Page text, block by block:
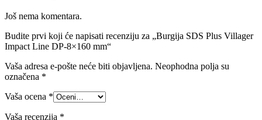
Još nema komentara.
Budite prvi koji će napisati recenziju za „Burgija SDS Plus Villager
Impact Line DP-8×160 mm“
Vaša adresa e-pošte neće biti objavljena. Neophodna polja su
označena *
Vaša ocena *
Vaša recenzija *